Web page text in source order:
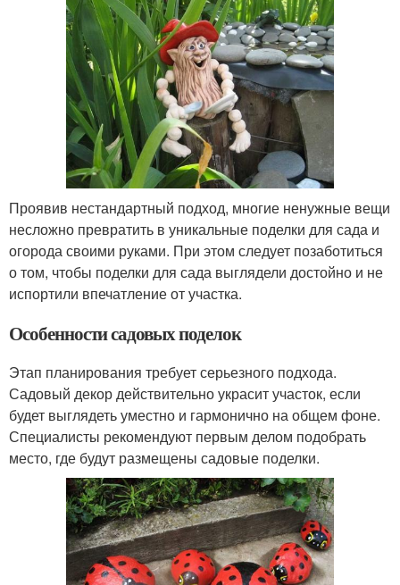
Проявив нестандартный подход, многие ненужные вещи
несложно превратить в уникальные поделки для сада и
огорода своими руками. При этом следует позаботиться
о том, чтобы поделки для сада выглядели достойно и не
испортили впечатление от участка.
Особенности садовых поделок
Этап планирования требует серьезного подхода.
Садовый декор действительно украсит участок, если
будет выглядеть уместно и гармонично на общем фоне.
Специалисты рекомендуют первым делом подобрать
место, где будут размещены садовые поделки.